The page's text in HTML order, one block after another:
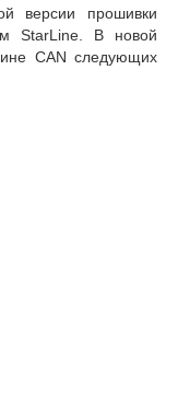
версии прошивки
StarLine. В новой
CAN следующих